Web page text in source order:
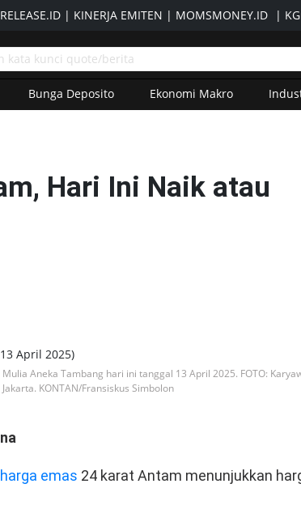
| KINERJA EMITEN | MOMSMONEY.ID |
Bunga Deposito Ekonomi Makro
Hari Ini Naik atau
Aneka Tambang hari ini tanggal 13 April 2025. FOTO:
KONTAN/Fransiskus Simbolon
harga emas 24 karat Antam menunjukkan